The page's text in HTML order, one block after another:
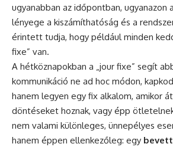
ugyanabban az időpontban, ugyanazon
lényege a kiszámíthatóság és a
érintett tudja, hogy például minden
fixe” van.
A hétköznapokban a „jour fixe” segít
kommunikáció ne ad hoc módon,
hanem legyen egy fix alkalom, amikor
döntéseket hoznak, vagy épp
nem valami különleges, ünnepélyes
hanem éppen ellenkezőleg: egy